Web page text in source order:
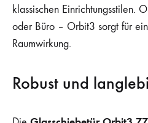
klassischen Einrichtungsstilen.
oder Büro – Orbit3 sorgt für
Raumwirkung.
Robust und